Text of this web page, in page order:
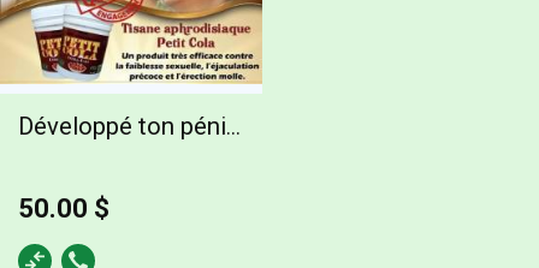
Développé ton pénis en 12 jour, 50.00 $
50.00 $